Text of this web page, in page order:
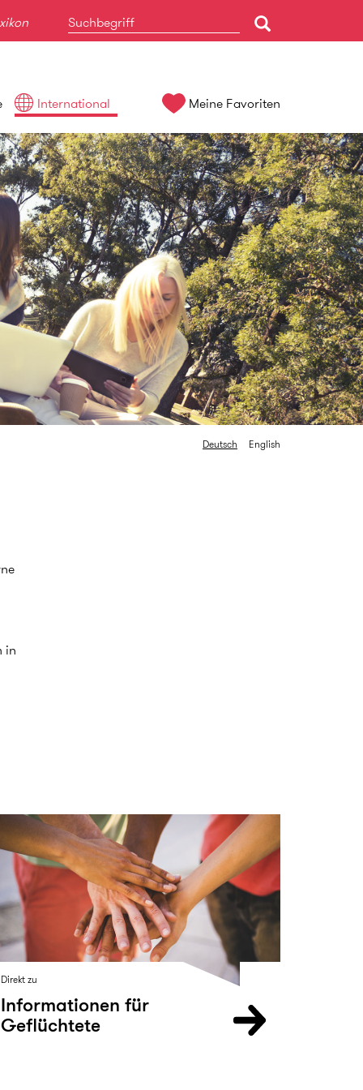
International Meine Favoriten
Deutsch English
in
Direkt zu
Informationen für
Geflüchtete